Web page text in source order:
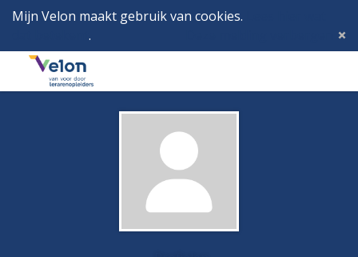
Mijn Velon maakt gebruik van cookies.
.
Menu